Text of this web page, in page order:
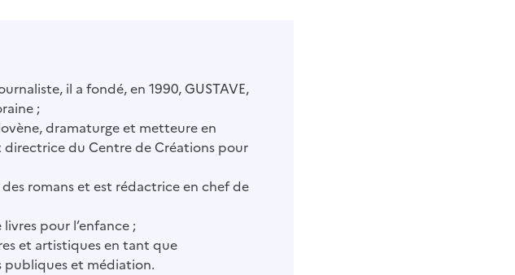
il a fondé, en 1990, GUSTAVE,
;
dramaturge et metteure en
directrice du Centre de Créations pour
romans et est rédactrice en chef de
pour l’enfance ;
et artistiques en tant que
et médiation.